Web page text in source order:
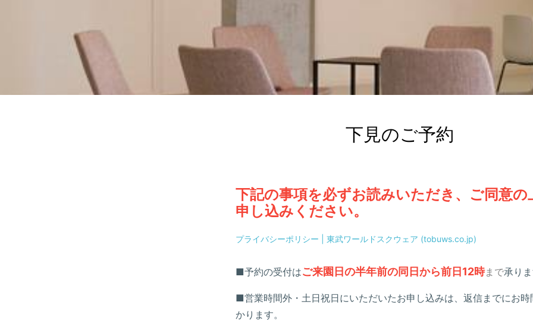
下見のご予約
下記の事項を必ずお読みいただき、ご同意の
申し込みください。
プライバシーポリシー | 東武ワールドスクウェア (tobuws.co.jp)
■予約の受付はご来園日の半年前の同日から前日12時まで承り
■営業時間外・土日祝日にいただいたお申し込みは、返信までにお時
かります。